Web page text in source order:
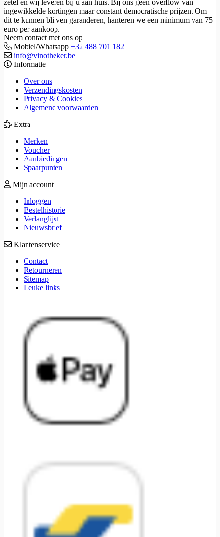
zetel en wij leveren bij u aan huis. Bij ons geen overflow van
ingewikkelde kortingen maar constant democratische prijzen. Om
dit te kunnen blijven garanderen, hanteren we een minimum van 75
euro per aankoop.
Neem contact met ons op
Mobiel/Whatsapp +32 488 701 182
info@vinotheker.be
Informatie
Over ons
Verzendingskosten
Privacy & Cookies
Algemene voorwaarden
Extra
Merken
Voucher
Aanbiedingen
Spaarpunten
Mijn account
Inloggen
Bestelhistorie
Verlanglijst
Nieuwsbrief
Klantenservice
Contact
Retourneren
Sitemap
Leuke links